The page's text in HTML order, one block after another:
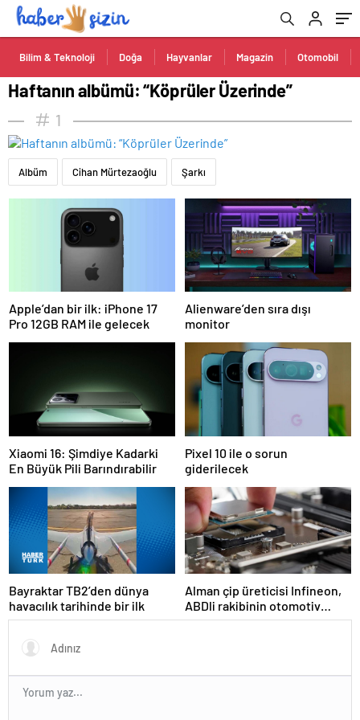
Bilim & Teknoloji Doğa Hayvanlar Magazin Otomobil
Haftanın albümü: “Köprüler Üzerinde”
1
Albüm Cihan Mürtezaoğlu Şarkı
Apple’dan bir ilk: iPhone 17
Pro 12GB RAM ile gelecek
Alienware’den sıra dışı
monitor
Xiaomi 16: Şimdiye Kadarki
En Büyük Pili Barındırabilir
Pixel 10 ile o sorun
giderilecek
Bayraktar TB2’den dünya
havacılık tarihinde bir ilk
Alman çip üreticisi Infineon,
ABDli rakibinin otomotiv
birimini 2,5 milyar dolara